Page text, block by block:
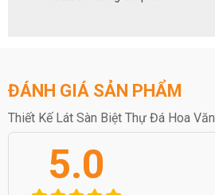
ĐÁNH GIÁ SẢN PHẨM
Thiết Kế Lát Sàn Biệt Thự Đá Hoa Văn
5.0